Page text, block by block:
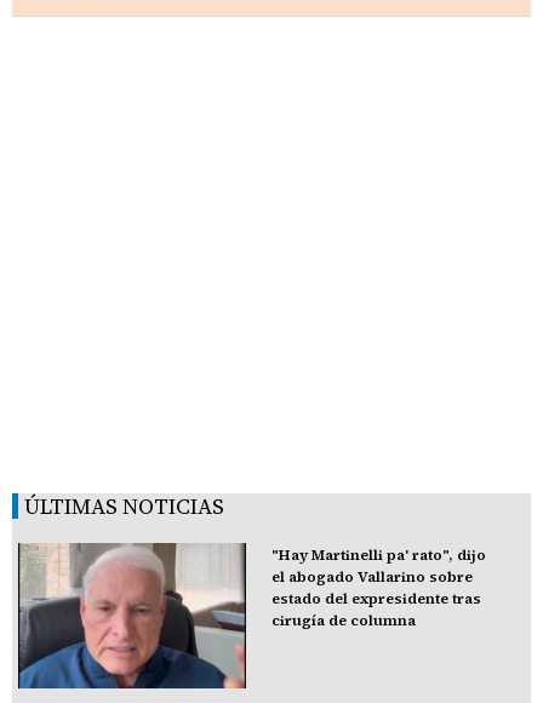
ÚLTIMAS NOTICIAS
"Hay Martinelli pa' rato", dijo
el abogado Vallarino sobre
estado del expresidente tras
cirugía de columna